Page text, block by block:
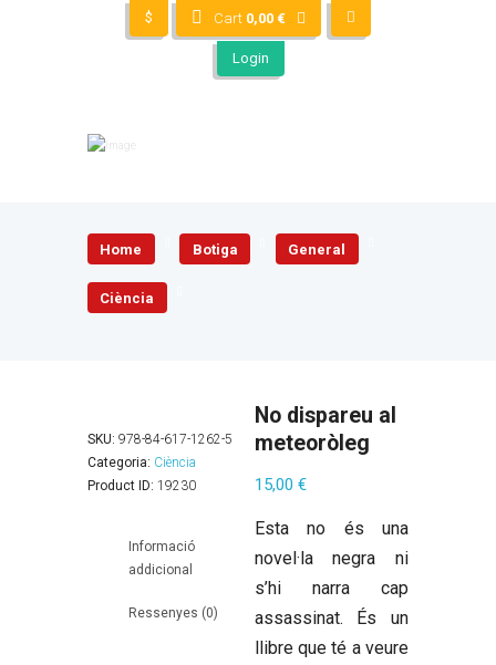
$ Cart 0,00 €
Login
Home Botiga General
Ciència
SKU: 978-84-617-1262-5
Categoria: Ciència
Product ID: 19230
Informació
addicional
Ressenyes (0)
No dispareu al
meteoròleg
15,00 €
Esta no és una
novel·la negra ni
s’hi narra cap
assassinat. És un
llibre que té a veure